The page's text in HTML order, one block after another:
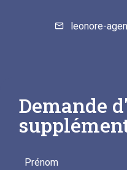
leonore-
Demande